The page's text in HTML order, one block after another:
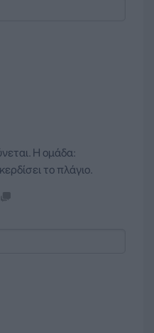
Η ομάδα:
το πλάγιο.